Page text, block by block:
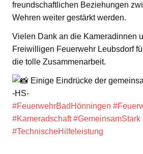
freundschaftlichen Beziehungen
Wehren weiter gestärkt werden.
Vielen Dank an die Kameradinnen
Freiwilligen Feuerwehr Leubsdorf
die tolle Zusammenarbeit.
Einige Eindrücke der
-HS-
#FeuerwehrBadHönningen
#Kameradschaft #GemeinsamStark
#TechnischeHilfeleistung